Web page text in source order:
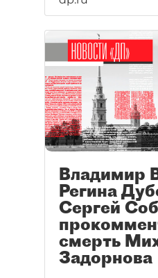
Владимир
Регина
Сергей
смерть
Задорнова